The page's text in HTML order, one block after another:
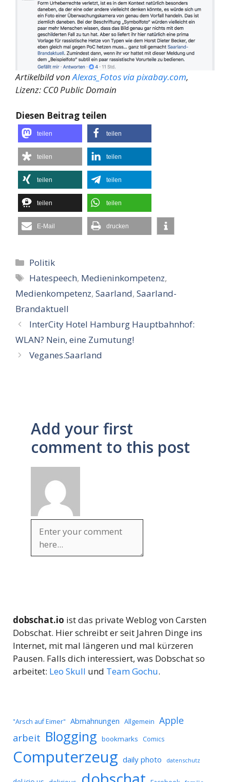
Artikelbild vonAlexas_Fotos via pixabay.com,
Lizenz: CC0 Public Domain
Diesen Beitrag teilen
teilen teilen
teilen teilen
teilen teilen
teilen teilen
E-Mail drucken
Kategorien
Politik
Schlagwörter
Hatespeech, Medieninkompetenz,
Medienkompetenz, Saarland, Saarland-
Brandaktuell
InterCity Hotel Hamburg Hauptbahnhof:
WLAN? Nein, eine Zumutung!
Veganes.Saarland
Add your first
comment to this post
dobschat.io ist das private Weblog von Carsten
Dobschat. Hier schreibt er seit Jahren Dinge ins
Internet, mit mal längeren und mal kürzeren
Pausen. Falls dich interessiert, was Dobschat so
arbeitet: Leo Skull und Team Gochu.
"Arsch auf Eimer" Abmahnungen Allgemein Apple
arbeit Blogging bookmarks Comics
Computerzeug daily photo datenschutz